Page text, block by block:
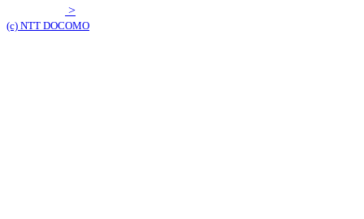
>
(c) NTT DOCOMO